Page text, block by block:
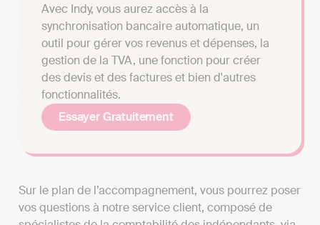
Avec Indy, vous aurez accès à la
synchronisation bancaire automatique, un
outil pour gérer vos revenus et dépenses, la
gestion de la TVA, une fonction pour créer
des devis et des factures et bien d'autres
fonctionnalités.
Essayer Gratuitement
Sur le plan de l’accompagnement, vous pourrez poser
vos questions à notre service client, composé de